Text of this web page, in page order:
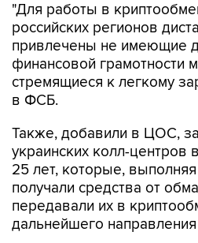
"Для работы в
российских регионов
привлечены не имеющие
финансовой грамотности
стремящиеся к легкому
в ФСБ.
Также, добавили в ЦОС,
украинских колл-центров
25 лет, которые,
получали средства от
передавали их в
дальнейшего